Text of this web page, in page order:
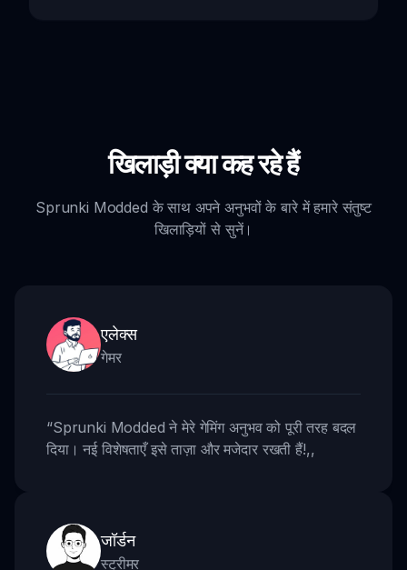
खिलाड़ी क्या कह रहे हैं
Sprunki Modded के साथ अपने अनुभवों के बारे में हमारे संतुष्ट
खिलाड़ियों से सुनें।
एलेक्स
गेमर
“Sprunki Modded ने मेरे गेमिंग अनुभव को पूरी तरह बदल
दिया। नई विशेषताएँ इसे ताज़ा और मजेदार रखती हैं!,,
जॉर्डन
स्ट्रीमर